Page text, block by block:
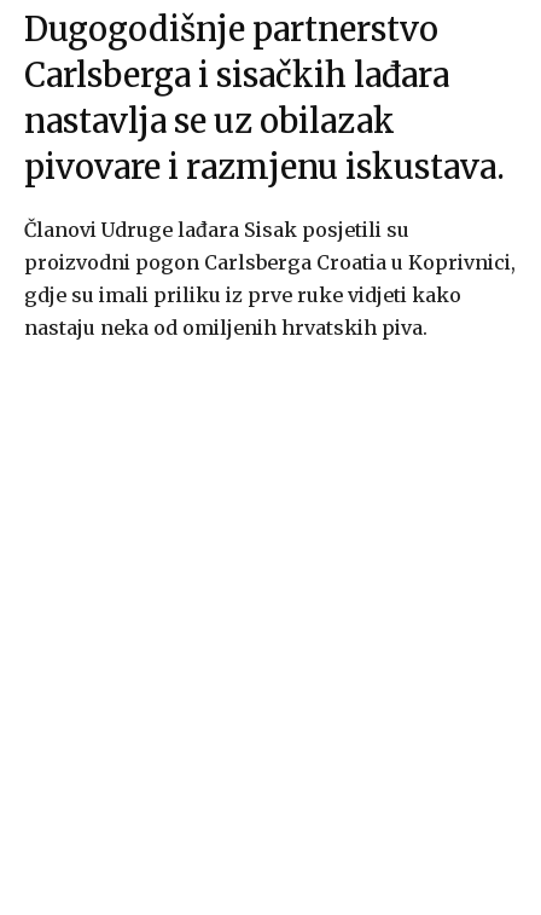
Dugogodišnje partnerstvo
Carlsberga i sisačkih lađara
nastavlja se uz obilazak
pivovare i razmjenu iskustava.
Članovi Udruge lađara Sisak posjetili su
proizvodni pogon Carlsberga Croatia u Koprivnici,
gdje su imali priliku iz prve ruke vidjeti kako
nastaju neka od omiljenih hrvatskih piva.